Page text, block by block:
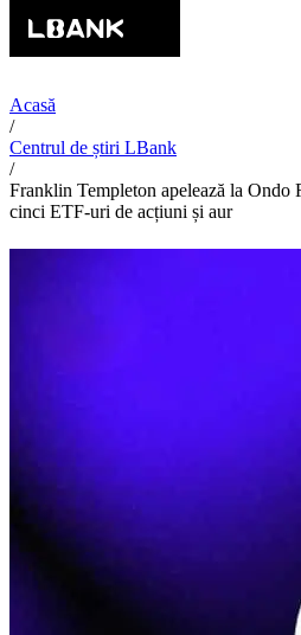
Acasă
/
Centrul de știri LBank
/
Franklin Templeton apelează la Ondo
cinci ETF-uri de acțiuni și aur